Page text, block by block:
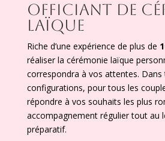
OFFICIANT DE
LAÏQUE
Riche d’une expérience de plus de
réaliser la cérémonie laïque
correspondra à vos attentes. Dans
configurations, pour tous les
répondre à vos souhaits les plus
accompagnement régulier tout au
préparatif.